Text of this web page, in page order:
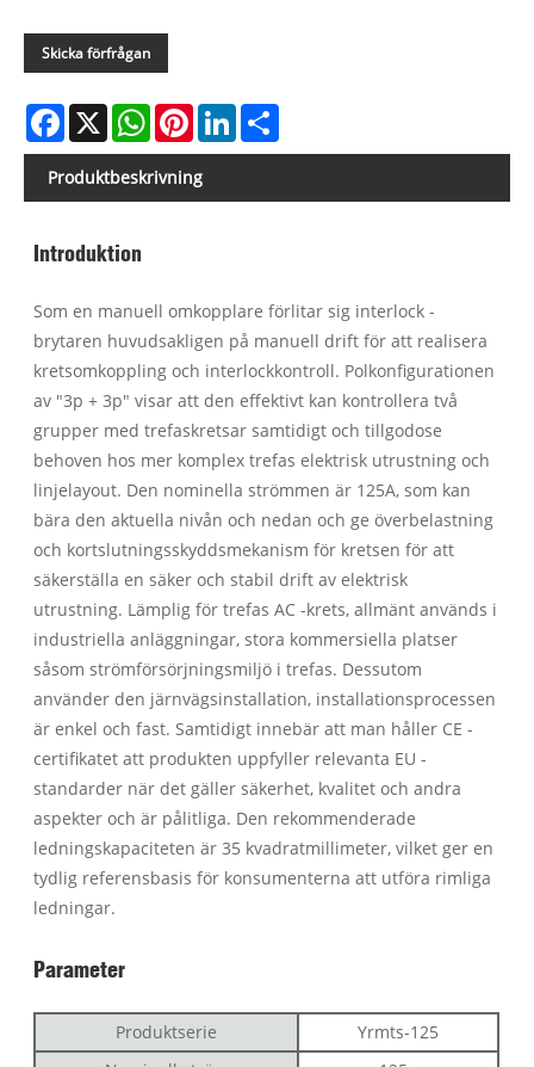
Skicka förfrågan
Facebook
X WhatsAppPinterestLinkedIn
Produktbeskrivning
Introduktion
Som en manuell omkopplare förlitar sig interlock -
brytaren huvudsakligen på manuell drift för att realisera
kretsomkoppling och interlockkontroll. Polkonfigurationen
av "3p + 3p" visar att den effektivt kan kontrollera två
grupper med trefaskretsar samtidigt och tillgodose
behoven hos mer komplex trefas elektrisk utrustning och
linjelayout. Den nominella strömmen är 125A, som kan
bära den aktuella nivån och nedan och ge överbelastning
och kortslutningsskyddsmekanism för kretsen för att
säkerställa en säker och stabil drift av elektrisk
utrustning. Lämplig för trefas AC -krets, allmänt används i
industriella anläggningar, stora kommersiella platser
såsom strömförsörjningsmiljö i trefas. Dessutom
använder den järnvägsinstallation, installationsprocessen
är enkel och fast. Samtidigt innebär att man håller CE -
certifikatet att produkten uppfyller relevanta EU -
standarder när det gäller säkerhet, kvalitet och andra
aspekter och är pålitliga. Den rekommenderade
ledningskapaciteten är 35 kvadratmillimeter, vilket ger en
tydlig referensbasis för konsumenterna att utföra rimliga
ledningar.
Parameter
Produktserie
Yrmts-125